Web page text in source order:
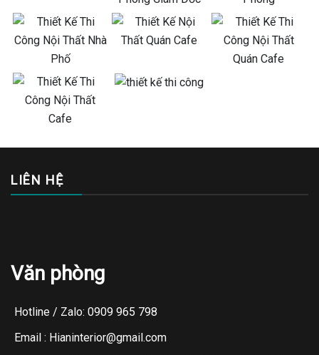
LIÊN HỆ
Văn phòng
Hotline / Zalo: 0909 965 798
Email : Hianinterior@gmail.com